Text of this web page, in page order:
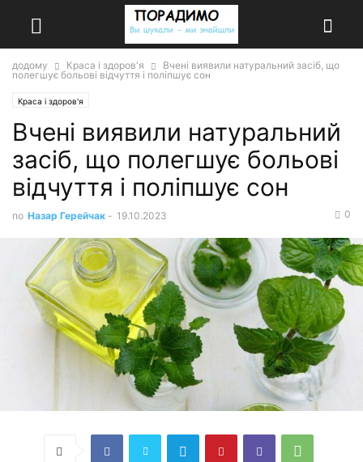
додому Краса і здоров'я
Вчені виявили натуральний засіб, що
полегшує больові відчуття і поліпшує сон
Краса і здоров'я
Вчені виявили натуральний
засіб, що полегшує больові
відчуття і поліпшує сон
по Назар Герейчак - 19.10.2023 0